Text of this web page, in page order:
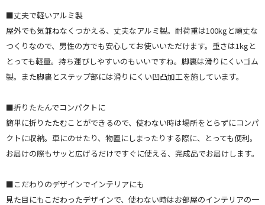
■丈夫で軽いアルミ製
屋外でも気兼ねなくつかえる、丈夫なアルミ製。耐荷重は100kgと頑丈な
つくりなので、男性の方でも安心してお使いいただけます。重さは1kgと
とっても軽量。持ち運びしやすいのもいいですね。脚裏は滑りにくいゴム
製。また脚裏とステップ部には滑りにくい凹凸加工を施しています。
■折りたたんでコンパクトに
簡単に折りたたむことができるので、使わない時は場所をとらずにコンパ
クトに収納。車にのせたり、物置にしまったりする際に、とっても便利。
お届けの際もサッと広げるだけですぐに使える、完成品でお届けします。
■こだわりのデザインでインテリアにも
見た目にもこだわったデザインで、使わない時はお部屋のインテリアの一